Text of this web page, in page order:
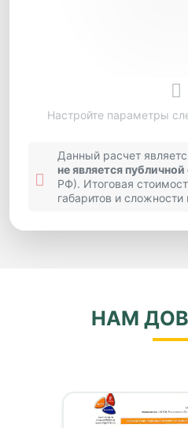
Настройте параметры
Данный расчет
не является
РФ). Итоговая
габаритов и сложности
НАМ